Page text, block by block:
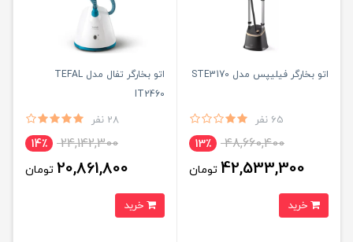
اتو بخارگر فیلیپس مدل STE3170
65 نفر
48,660,400 13٪
42,533,300 تومان
اتو بخارگر تفال مدل TEFAL
IT2460
28 نفر
24,142,300 14٪
20,861,800 تومان